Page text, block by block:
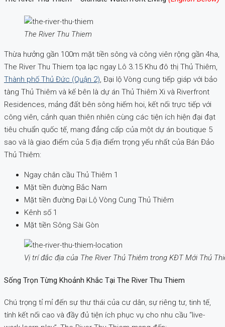
The River Thu Thiem
Thừa hưởng gần 100m mặt tiền sông và công viên rộng gần 4ha,
The River Thu Thiem tọa lạc ngay Lô 3.15 Khu đô thị Thủ Thiêm,
Thành phố Thủ Đức (Quận 2) , Đại lộ Vòng cung tiếp giáp với bảo
tàng Thủ Thiêm và kế bên là dự án Thủ Thiêm Xi và Riverfront
Residences, mảng đất bên sông hiếm hoi, kết nối trực tiếp với
công viên, cảnh quan thiên nhiên cùng các tiện ích hiện đại đạt
tiêu chuẩn quốc tế, mang đẳng cấp của một dự án boutique 5
sao và là giao điểm của 5 địa điểm trọng yếu nhất của Bán Đảo
Thủ Thiêm:
Ngay chân cầu Thủ Thiêm 1
Mặt tiền đường Bắc Nam
Mặt tiền đường Đại Lộ Vòng Cung Thủ Thiêm
Kênh số 1
Mặt tiền Sông Sài Gòn
Vị trí đắc địa của The River Thủ Thiêm trong KĐT Mới Thủ
Sống Trọn Từng Khoảnh Khắc Tại The River Thu Thiem
Chú trọng tỉ mỉ đến sự thư thái của cư dân, sự riêng tư, tinh tế,
tính kết nối cao và đầy đủ tiện ích phục vụ cho nhu cầu “live-